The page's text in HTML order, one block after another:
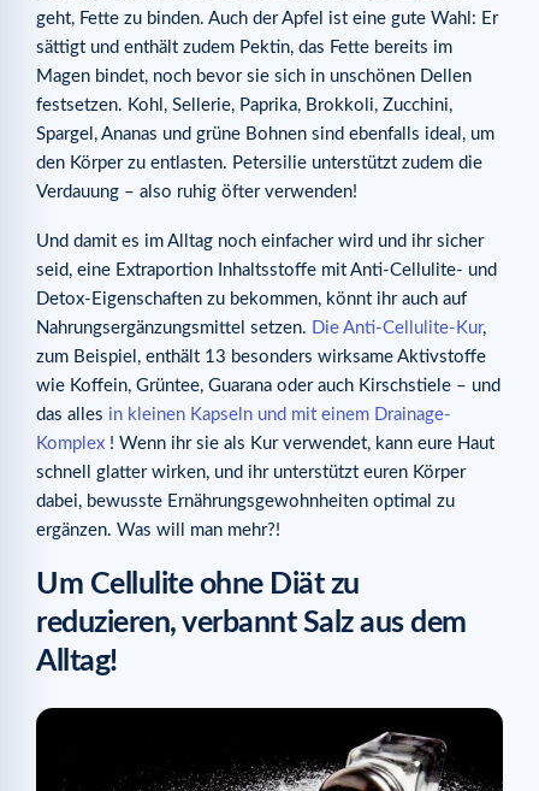
geht, Fette zu binden. Auch der Apfel ist eine gute Wahl: Er
sättigt und enthält zudem Pektin, das Fette bereits im
Magen bindet, noch bevor sie sich in unschönen Dellen
festsetzen. Kohl, Sellerie, Paprika, Brokkoli, Zucchini,
Spargel, Ananas und grüne Bohnen sind ebenfalls ideal, um
den Körper zu entlasten. Petersilie unterstützt zudem die
Verdauung – also ruhig öfter verwenden!
Und damit es im Alltag noch einfacher wird und ihr sicher
seid, eine Extraportion Inhaltsstoffe mit Anti-Cellulite- und
Detox-Eigenschaften zu bekommen, könnt ihr auch auf
Nahrungsergänzungsmittel setzen. Die Anti-Cellulite-Kur,
zum Beispiel, enthält 13 besonders wirksame Aktivstoffe
wie Koffein, Grüntee, Guarana oder auch Kirschstiele – und
das alles in kleinen Kapseln und mit einem Drainage-
Komplex ! Wenn ihr sie als Kur verwendet, kann eure Haut
schnell glatter wirken, und ihr unterstützt euren Körper
dabei, bewusste Ernährungsgewohnheiten optimal zu
ergänzen. Was will man mehr?!
Um Cellulite ohne Diät zu
reduzieren, verbannt Salz aus dem
Alltag!